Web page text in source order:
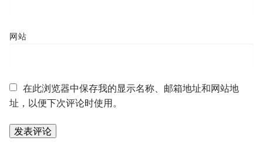
网站
在此浏览器中保存我的显示名称、邮箱地址和网站地
址，以便下次评论时使用。